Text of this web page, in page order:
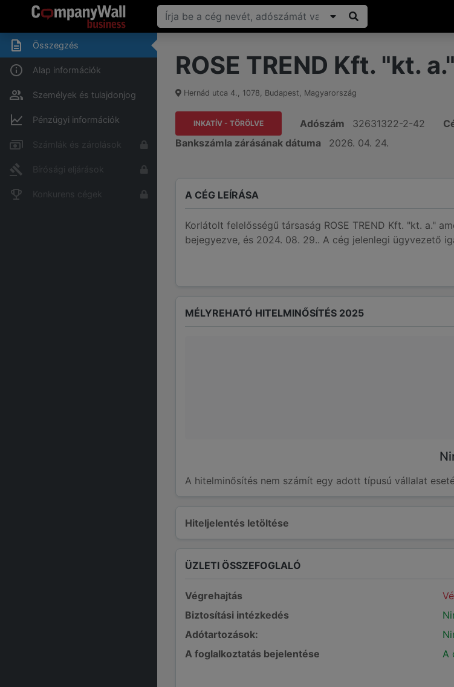
Összegzés
Alap információk
Személyek és tulajdonjog
Pénzügyi információk
Számlák és zárolások
Bírósági eljárások
Konkurens cégek
ROSE TREND Kft. "kt. a."
Hernád utca 4., 1078, Budapest, Magyarország
INKATÍV - TÖRÖLVE Adószám 32631322-2-42
Bankszámla zárásának dátuma
2026. 04. 24.
A CÉG LEÍRÁSA
Korlátolt felelősségű társaság ROSE TREND Kft. "kt. a."
bejegyezve, és 2024. 08. 29.. A cég jelenlegi ügyvezető
Hiteljelentés letöltése
MÉLYREHATÓ HITELMINŐSÍTÉS 2025
A hitelminősítés nem számít egy adott típusú vállalat
ÜZLETI ÖSSZEFOGLALÓ
Végrehajtás
Biztosítási intézkedés
Adótartozások:
A foglalkoztatás bejelentése
A